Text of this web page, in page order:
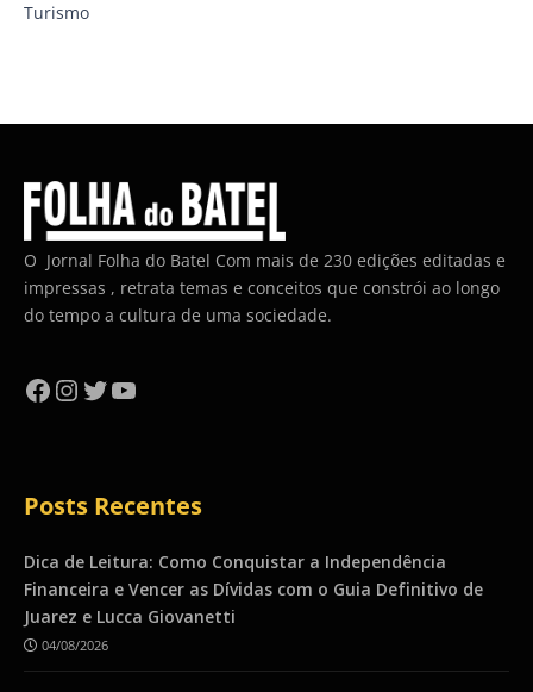
Turismo
O Jornal Folha do Batel Com mais de 230 edições editadas e
impressas , retrata temas e conceitos que constrói ao longo
do tempo a cultura de uma sociedade.
Facebook
Instagram
Twitter
YouTube
Posts Recentes
Dica de Leitura: Como Conquistar a Independência
Financeira e Vencer as Dívidas com o Guia Definitivo de
Juarez e Lucca Giovanetti
04/08/2026